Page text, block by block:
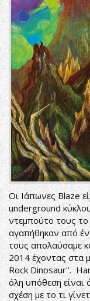
Οι Ιάπωνες Blaze
underground
ντεμπούτο τους
αγαπήθηκαν από
τους απολαύσαμε
2014 έχοντας στα
Rock Dinosaur''.
όλη υπόθεση είναι
σχέση με το τι